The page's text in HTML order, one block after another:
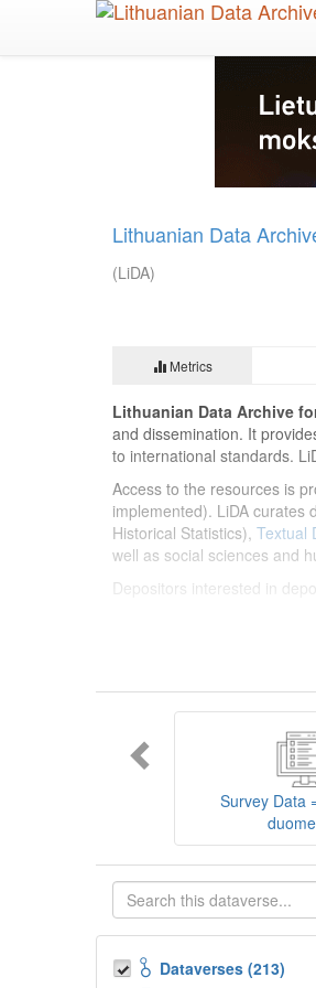
Lithuanian Data
(LiDA)
Metrics
Lithuanian Data Archive
and dissemination. It
to international standards.
Access to the resources is
implemented). LiDA curates
Historical Statistics), Textual
well as social sciences and
Depositors interested in
sklaidos infrastruktūra,
tarptautinius standartus.
Prieigai prie išteklių
įvairių tipų išteklius ir jie
duomenys
Koduotieji
mokslo ir studijų bei
talpykla, surasti ir
Survey Data
Dataverses (213)